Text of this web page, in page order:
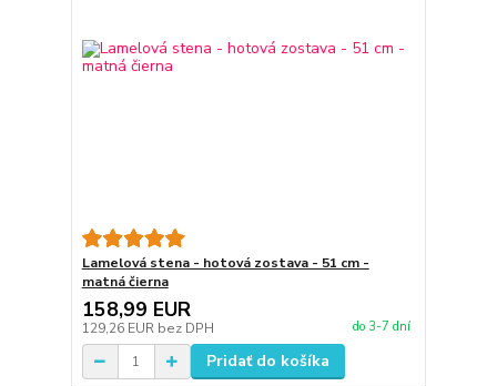
Lamelová stena - hotová zostava - 51 cm -
matná čierna
158,99 EUR
129,26 EUR bez DPH do 3-7 dní
Pridať do košíka